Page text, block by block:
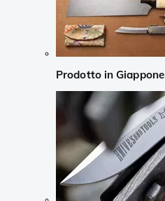
Prodotto in Giappone